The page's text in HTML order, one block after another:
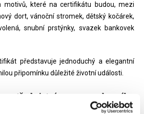
motivů, které na certifikátu budou, mezi
dort, vánoční stromek, dětský kočárek,
snubní prstýnky, svazek bankovek
představuje jednoduchý a elegantní
připomínku důležité životní události.
smluvního